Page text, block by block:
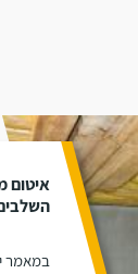
איטום
במאמר